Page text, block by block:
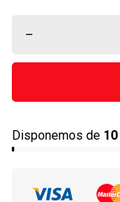
–
Disponemos de 10